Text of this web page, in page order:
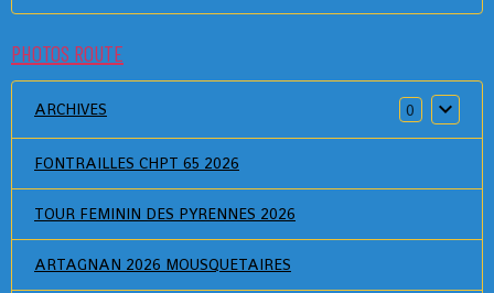
PHOTOS ROUTE
ARCHIVES 0
FONTRAILLES CHPT 65 2026
TOUR FEMININ DES PYRENNES 2026
ARTAGNAN 2026 MOUSQUETAIRES